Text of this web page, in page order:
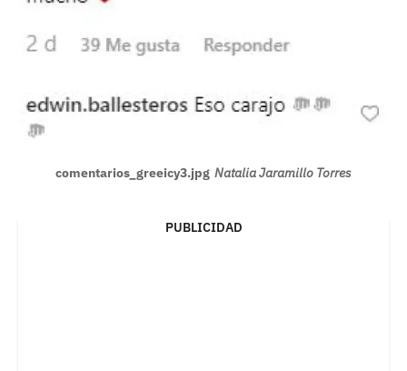
comentarios_greeicy3.jpg Natalia Jaramillo Torres
PUBLICIDAD